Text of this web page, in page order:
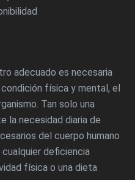
adecuado es necesaria
física y mental, el
Tan solo una
la necesidad diaria de
del cuerpo humano
deficiencia
física o una dieta